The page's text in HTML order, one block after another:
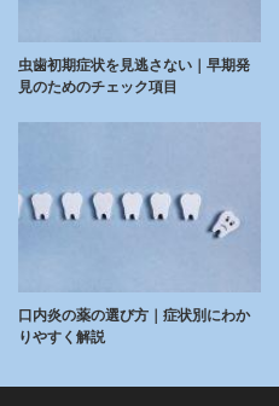
虫歯初期症状を見逃さない｜早期発
見のためのチェック項目
口内炎の薬の選び方｜症状別にわか
りやすく解説